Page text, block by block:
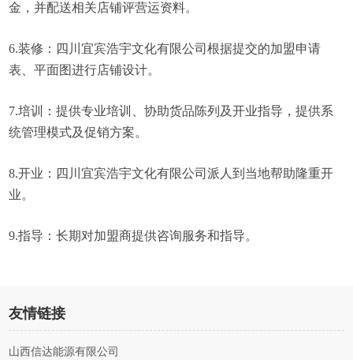
金，并配送相关店铺评营运资料。
6.装修：四川宜宾浩宇文化有限公司根据提交的加盟申请
表、平面图进行店铺设计。
7.培训：提供专业培训、协助货品陈列及开业指导，提供系
统管理模式及促销方案。
8.开业：四川宜宾浩宇文化有限公司派人到当地帮助隆重开
业。
9.指导：长期对加盟商提供咨询服务和指导。
友情链接
山西信达能源有限公司